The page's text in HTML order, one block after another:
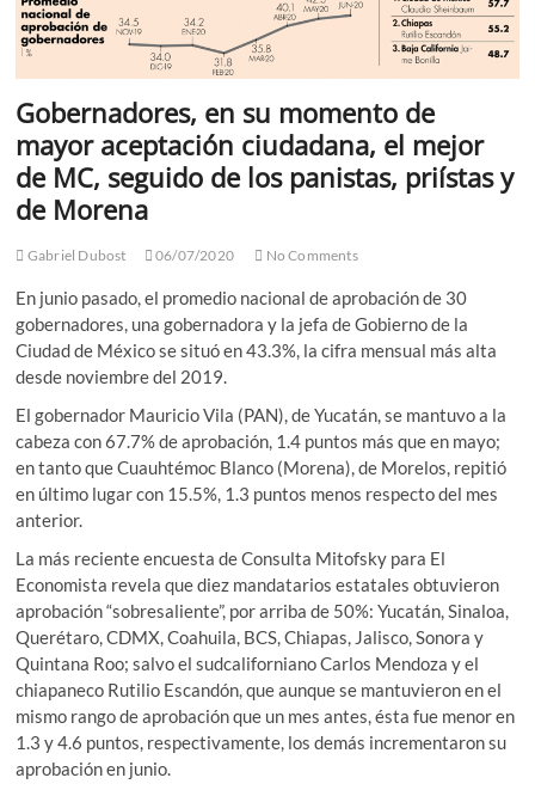
Gobernadores, en su momento de
mayor aceptación ciudadana, el mejor
de MC, seguido de los panistas, priístas y
de Morena
Gabriel Dubost 06/07/2020 No Comments
En junio pasado, el promedio nacional de aprobación de 30
gobernadores, una gobernadora y la jefa de Gobierno de la
Ciudad de México se situó en 43.3%, la cifra mensual más alta
desde noviembre del 2019.
El gobernador Mauricio Vila (PAN), de Yucatán, se mantuvo a la
cabeza con 67.7% de aprobación, 1.4 puntos más que en mayo;
en tanto que Cuauhtémoc Blanco (Morena), de Morelos, repitió
en último lugar con 15.5%, 1.3 puntos menos respecto del mes
anterior.
La más reciente encuesta de Consulta Mitofsky para El
Economista revela que diez mandatarios estatales obtuvieron
aprobación “sobresaliente”, por arriba de 50%: Yucatán, Sinaloa,
Querétaro, CDMX, Coahuila, BCS, Chiapas, Jalisco, Sonora y
Quintana Roo; salvo el sudcaliforniano Carlos Mendoza y el
chiapaneco Rutilio Escandón, que aunque se mantuvieron en el
mismo rango de aprobación que un mes antes, ésta fue menor en
1.3 y 4.6 puntos, respectivamente, los demás incrementaron su
aprobación en junio.